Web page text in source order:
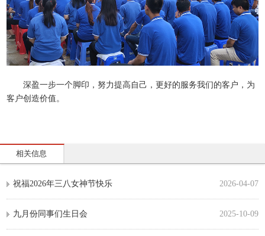
深盈一步一个脚印，努力提高自己，更好的服务我们的客户，为
客户创造价值。
相关信息
祝福2026年三八女神节快乐 2026-04-07
九月份同事们生日会 2025-10-09